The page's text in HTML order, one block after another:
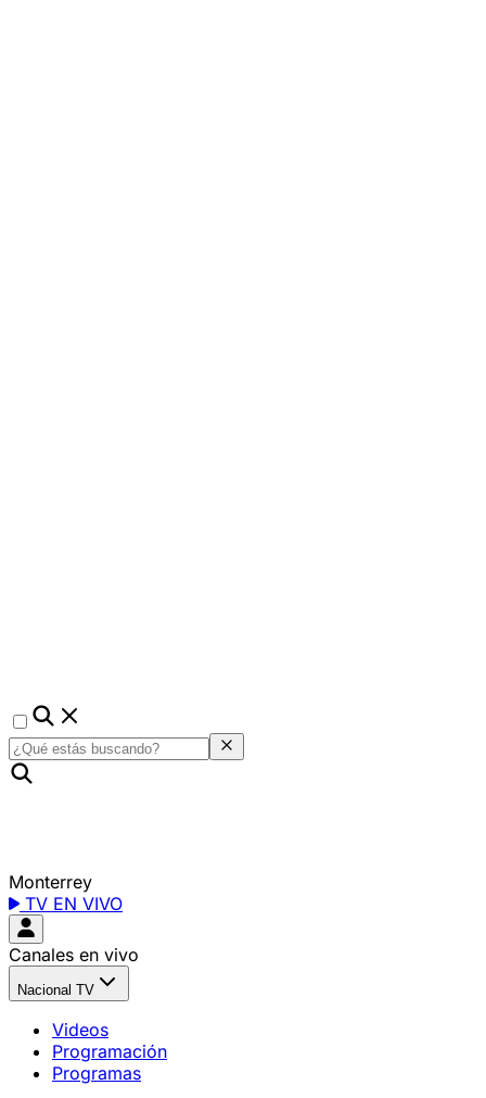
Monterrey
TV EN VIVO
Canales en vivo
Nacional TV
Videos
Programación
Programas